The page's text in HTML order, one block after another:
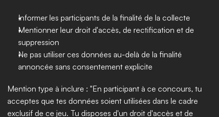
Informer les participants de la finalité de la collecte
Mentionner leur droit d'accès, de rectification et de
suppression
Ne pas utiliser ces données au-delà de la finalité
annoncée sans consentement explicite
Mention type à inclure : "En participant à ce concours, tu
acceptes que tes données soient utilisées dans le cadre
exclusif de ce jeu. Tu disposes d'un droit d'accès et de